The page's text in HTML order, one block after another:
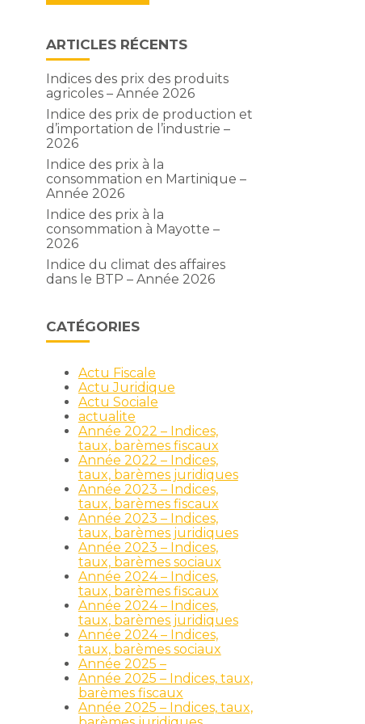
ARTICLES RÉCENTS
Indices des prix des produits
agricoles – Année 2026
Indice des prix de production et
d’importation de l’industrie –
2026
Indice des prix à la
consommation en Martinique –
Année 2026
Indice des prix à la
consommation à Mayotte –
2026
Indice du climat des affaires
dans le BTP – Année 2026
CATÉGORIES
Actu Fiscale
Actu Juridique
Actu Sociale
actualite
Année 2022 – Indices,
taux, barèmes fiscaux
Année 2022 – Indices,
taux, barèmes juridiques
Année 2023 – Indices,
taux, barèmes fiscaux
Année 2023 – Indices,
taux, barèmes juridiques
Année 2023 – Indices,
taux, barèmes sociaux
Année 2024 – Indices,
taux, barèmes fiscaux
Année 2024 – Indices,
taux, barèmes juridiques
Année 2024 – Indices,
taux, barèmes sociaux
Année 2025 –
Année 2025 – Indices, taux,
barèmes fiscaux
Année 2025 – Indices, taux,